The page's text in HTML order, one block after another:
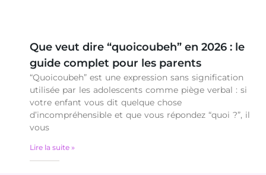
Que veut dire “quoicoubeh” en 2026 : le
guide complet pour les parents
“Quoicoubeh” est une expression sans signification
utilisée par les adolescents comme piège verbal : si
votre enfant vous dit quelque chose
d’incompréhensible et que vous répondez “quoi ?”, il
vous
Lire la suite »